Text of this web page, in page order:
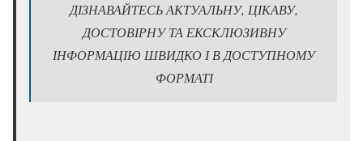
ДІЗНАВАЙТЕСЬ АКТУАЛЬНУ, ЦІКАВУ,
ДОСТОВІРНУ ТА ЕКСКЛЮЗИВНУ
ІНФОРМАЦІЮ ШВИДКО І В ДОСТУПНОМУ
ФОРМАТІ